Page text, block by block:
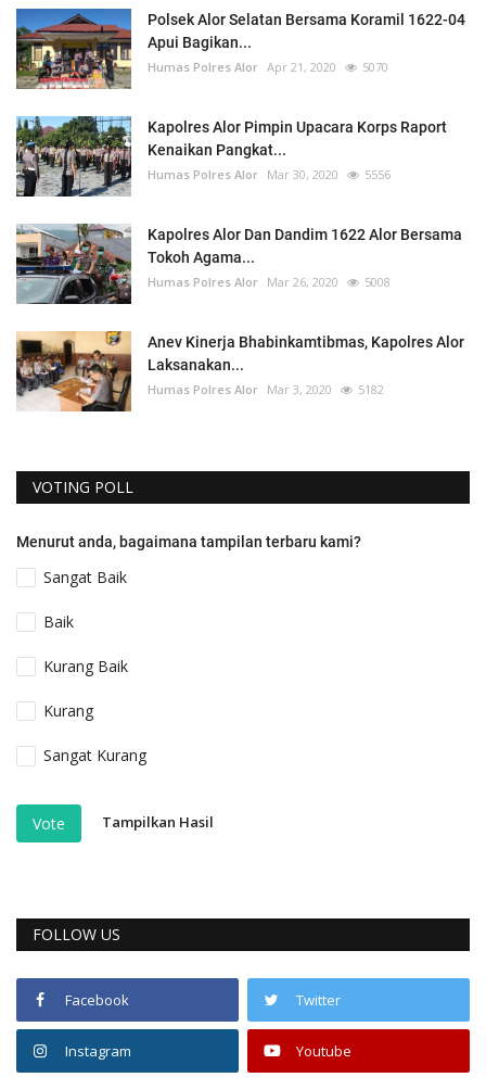
Polsek Alor Selatan Bersama Koramil 1622-04
Apui Bagikan...
Humas Polres Alor Apr 21, 2020 5070
Kapolres Alor Pimpin Upacara Korps Raport
Kenaikan Pangkat...
Humas Polres Alor Mar 30, 2020 5556
Kapolres Alor Dan Dandim 1622 Alor Bersama
Tokoh Agama...
Humas Polres Alor Mar 26, 2020 5008
Anev Kinerja Bhabinkamtibmas, Kapolres Alor
Laksanakan...
Humas Polres Alor Mar 3, 2020 5182
VOTING POLL
Menurut anda, bagaimana tampilan terbaru kami?
Sangat Baik
Baik
Kurang Baik
Kurang
Sangat Kurang
Vote Tampilkan Hasil
FOLLOW US
Facebook Twitter
Instagram Youtube